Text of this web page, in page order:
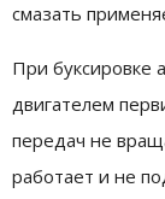
смазать
При буксировке
двигателем
передач не
работает и не